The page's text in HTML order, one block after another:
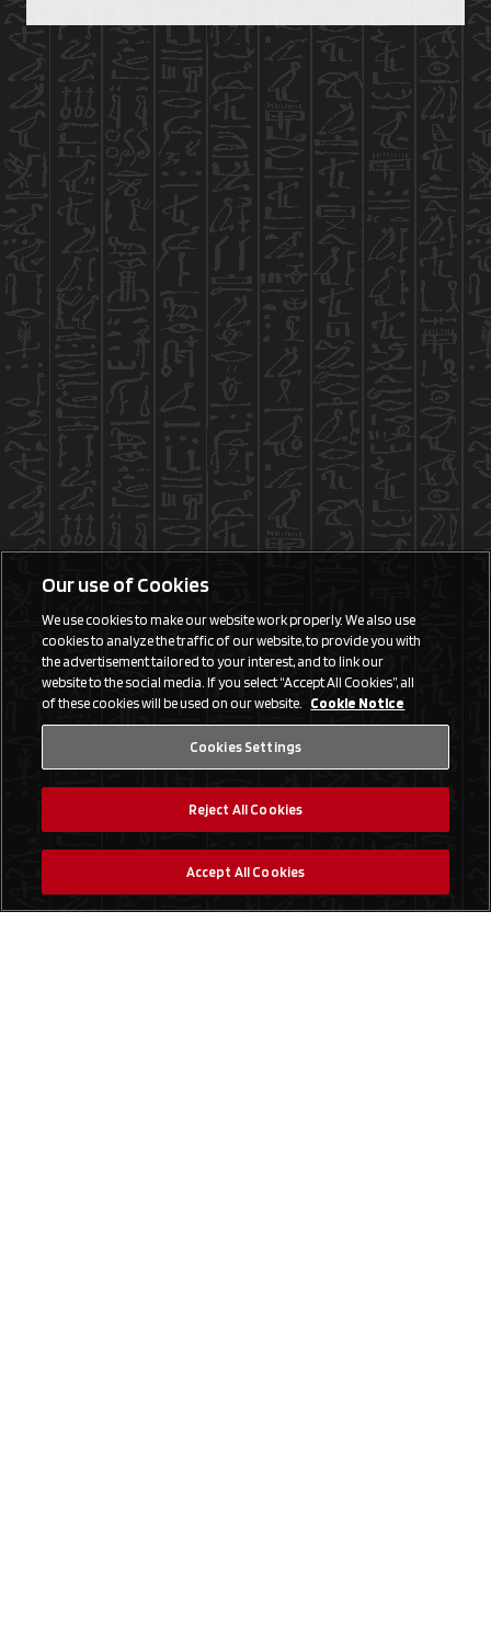
Our use of Cookies
We use cookies to make our website work properly. We also use
cookies to analyze the traffic of our website, to provide you with
the advertisement tailored to your interest, and to link our
website to the social media. If you select “Accept All Cookies”, all
of these cookies will be used on our website. Cookie Notice
Cookies Settings
Reject All Cookies
Accept All Cookies